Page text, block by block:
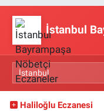
İstanbul
Haliloğlu Eczanesi